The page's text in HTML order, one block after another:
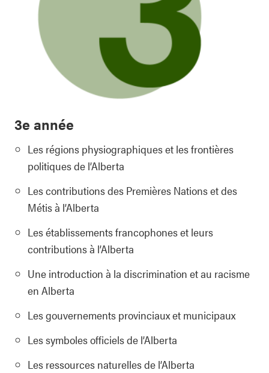
3e année
Les régions physiographiques et les frontières
politiques de l’Alberta
Les contributions des Premières Nations et des
Métis à l’Alberta
Les établissements francophones et leurs
contributions à l’Alberta
Une introduction à la discrimination et au racisme
en Alberta
Les gouvernements provinciaux et municipaux
Les symboles officiels de l’Alberta
Les ressources naturelles de l’Alberta